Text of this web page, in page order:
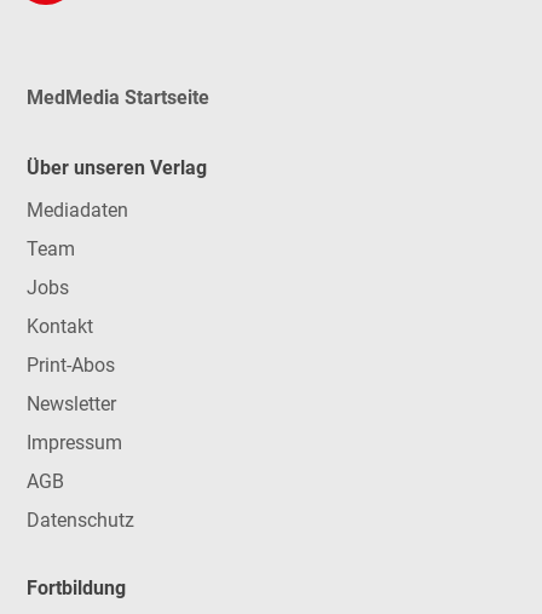
MedMedia Startseite
Über unseren Verlag
Mediadaten
Team
Jobs
Kontakt
Print-Abos
Newsletter
Impressum
AGB
Datenschutz
Fortbildung